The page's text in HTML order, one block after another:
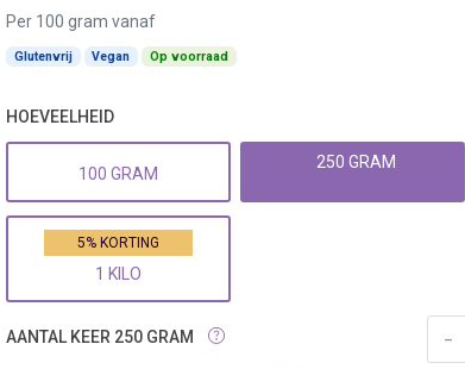
Per 100 gram vanaf
Glutenvrij Vegan Op voorraad
HOEVEELHEID
100 GRAM
250 GRAM
5% KORTING
1 KILO
AANTAL KEER 250 GRAM -